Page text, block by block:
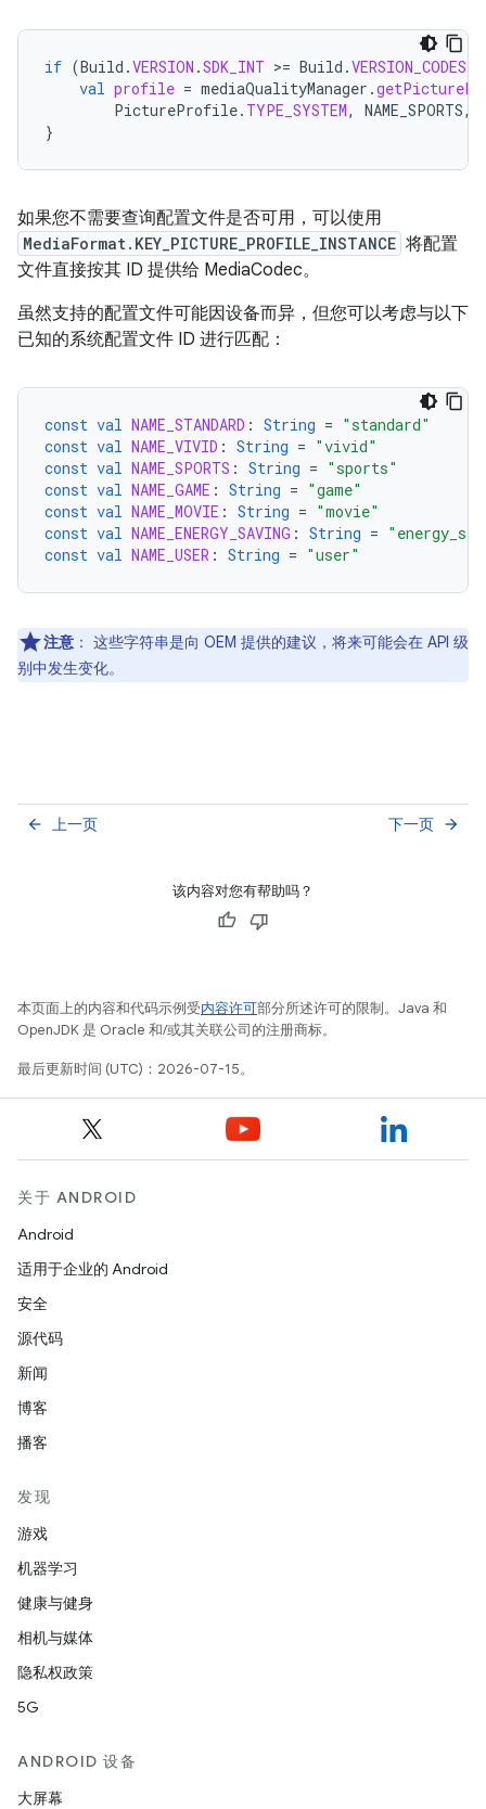
if (Build .VERSION .SDK_INT >= Build .VERSION_CODES
val profile = mediaQualityManager .
PictureProfile. TYPE_SYSTEM, NAME_SPORTS,
}
如果您不需要查询配置文件是否可用，可以使用
MediaFormat.KEY_PICTURE_PROFILE_INSTANCE 将配置
文件直接按其 ID 提供给 MediaCodec。
虽然支持的配置文件可能因设备而异，但您可以考虑与以下
已知的系统配置文件 ID 进行匹配：
const val NAME_STANDARD : String = "standard"
const val NAME_VIVID : String = "vivid"
const val NAME_SPORTS : String = "sports"
const val NAME_GAME : String = "game"
const val NAME_MOVIE : String = "movie"
const val NAME_ENERGY_SAVING : String =
const val NAME_USER : String = "user"
注意 ： 这些字符串是向 OEM 提供的建议，将来可能会在 API 级
别中发生变化。
上一页
arrow_back 下一页 arrow_forward
该内容对您有帮助吗？
本页面上的内容和代码示例受内容许可部分所述许可的限制。Java 和
OpenJDK 是 Oracle 和/或其关联公司的注册商标。
最后更新时间 (UTC)：2026-07-15。
关于 ANDROID
Android
适用于企业的 Android
安全
源代码
新闻
博客
播客
发现
游戏
机器学习
健康与健身
相机与媒体
隐私权政策
5G
ANDROID 设备
大屏幕